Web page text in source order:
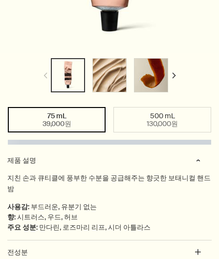
Selected
75 mL
39,000원
, 1 of 2 Selected
500 mL
130,000원
, 2 of 2
제품 설명
지친 손과 큐티클에 풍부한 수분을 공급해주는 향긋한 보태니컬 핸드
밤
사용감: 부드러운, 유분기 없는
향:시트러스, 우드, 허브
주요 성분: 만다린, 로즈마리 리프, 시더 아틀라스
전성분